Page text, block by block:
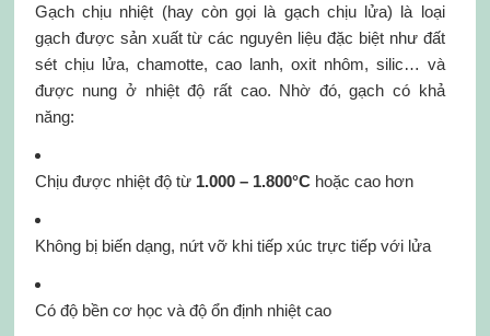
Gạch chịu nhiệt (hay còn gọi là gạch chịu lửa) là loại
gạch được sản xuất từ các nguyên liệu đặc biệt như đất
sét chịu lửa, chamotte, cao lanh, oxit nhôm, silic… và
được nung ở nhiệt độ rất cao. Nhờ đó, gạch có khả
năng:
Chịu được nhiệt độ từ 1.000 – 1.800°Choặc cao hơn
Không bị biến dạng, nứt vỡ khi tiếp xúc trực tiếp với lửa
Có độ bền cơ học và độ ổn định nhiệt cao